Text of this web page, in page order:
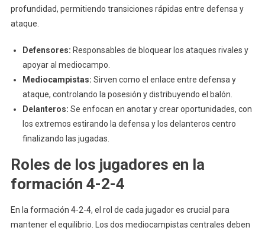
profundidad, permitiendo transiciones rápidas entre defensa y
ataque.
Defensores: Responsables de bloquear los ataques rivales y
apoyar al mediocampo.
Mediocampistas: Sirven como el enlace entre defensa y
ataque, controlando la posesión y distribuyendo el balón.
Delanteros: Se enfocan en anotar y crear oportunidades, con
los extremos estirando la defensa y los delanteros centro
finalizando las jugadas.
Roles de los jugadores en la
formación 4-2-4
En la formación 4-2-4, el rol de cada jugador es crucial para
mantener el equilibrio. Los dos mediocampistas centrales deben